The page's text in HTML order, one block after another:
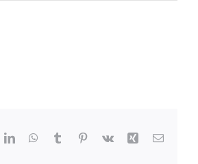
LinkedInWhatsApp
Tumblr Pinterest
Vk XingEmail